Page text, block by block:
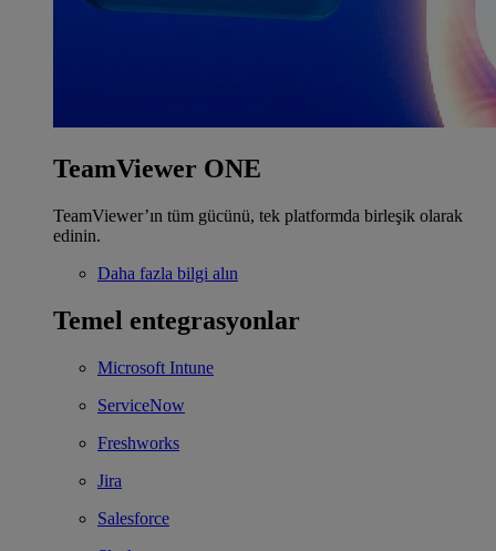
TeamViewer ONE
TeamViewer’ın tüm gücünü, tek platformda birleşik olarak
edinin.
Daha fazla bilgi alın
Temel entegrasyonlar
Microsoft Intune
ServiceNow
Freshworks
Jira
Salesforce